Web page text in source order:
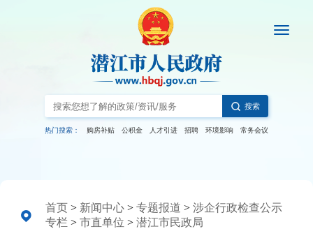
搜索
热门搜索： 购房补贴 公积金 人才引进 招聘 环境影响 常务会议
首页 > 新闻中心 > 专题报道 > 涉企行政检查公示
专栏 > 市直单位 > 潜江市民政局